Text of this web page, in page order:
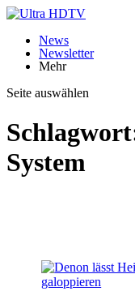
News
Newsletter
Mehr
Seite auswählen
System